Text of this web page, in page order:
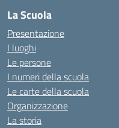
La Scuola
Presentazione
I luoghi
Le persone
I numeri della scuola
Le carte della scuola
Organizzazione
La storia